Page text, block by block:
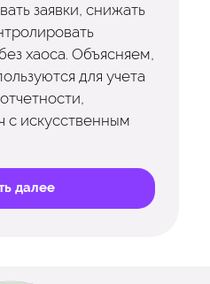
заявки, снижать
хаоса. Объясняем,
для учета
с искусственным
далее